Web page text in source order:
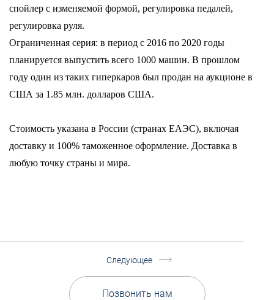
спойлер с изменяемой формой, регулировка педалей,
регулировка руля.
Ограниченная серия: в период с 2016 по 2020 годы
планируется выпустить всего 1000 машин. В прошлом
году один из таких гиперкаров был продан на аукционе в
США за 1.85 млн. долларов США.
Стоимость указана в России (странах ЕАЭС), включая
доставку и 100% таможенное оформление. Доставка в
любую точку страны и мира.
Позвонить нам
Следующее